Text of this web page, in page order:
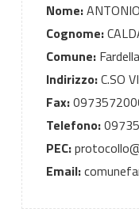
Nome:ANTONIO
Cognome:
Comune:Fardella
Indirizzo:C.SO
Fax:
Telefono:
PEC:
Email: